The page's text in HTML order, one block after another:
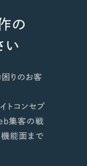
の
い
りのお客
トコンセプ
集客の戦
機能面まで